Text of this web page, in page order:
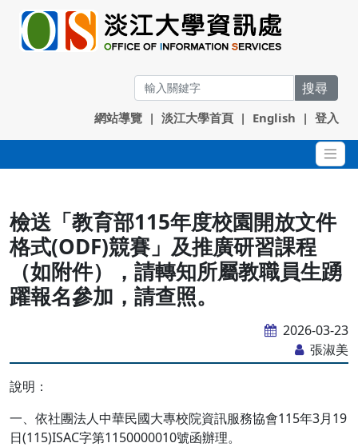
搜尋
網站導覽 | 淡江大學首頁 | English | 登入
檢送「教育部115年度校園開放文件
格式(ODF)競賽」及推廣研習課程
（如附件），請轉知所屬教職員生踴
躍報名參加，請查照。
2026-03-23
張淑美
說明：
一、依社團法人中華民國大專校院資訊服務協會115年3月19
日(115)ISAC字第1150000010號函辦理。